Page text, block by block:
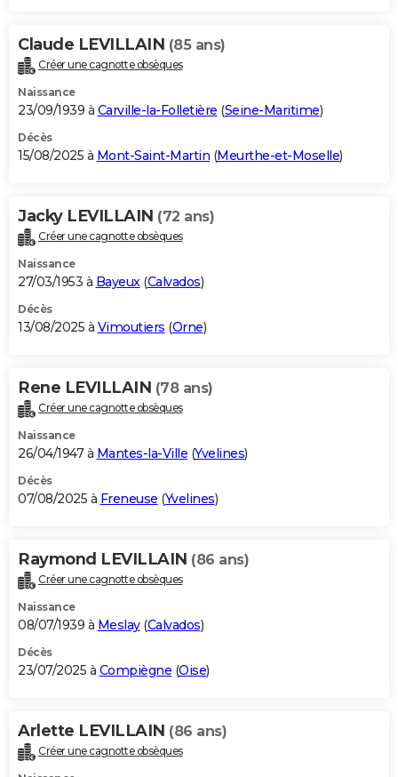
Claude LEVILLAIN (85 ans)
Créer une cagnotte obsèques
Naissance
23/09/1939 à Carville-la-Folletière (Seine-Maritime)
Décès
15/08/2025 à Mont-Saint-Martin (Meurthe-et-Moselle)
Jacky LEVILLAIN (72 ans)
Créer une cagnotte obsèques
Naissance
27/03/1953 à Bayeux(Calvados)
Décès
13/08/2025 à Vimoutiers (Orne)
Rene LEVILLAIN (78 ans)
Créer une cagnotte obsèques
Naissance
26/04/1947 à Mantes-la-Ville (Yvelines)
Décès
07/08/2025 à Freneuse (Yvelines)
Raymond LEVILLAIN (86 ans)
Créer une cagnotte obsèques
Naissance
08/07/1939 à Meslay(Calvados)
Décès
23/07/2025 à Compiègne (Oise)
Arlette LEVILLAIN (86 ans)
Créer une cagnotte obsèques